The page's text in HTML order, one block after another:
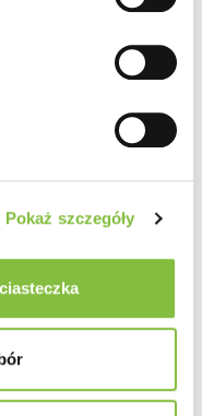
Pokaż szczegóły
used to
compile
statistical
heatmaps
for the
website
on the
the